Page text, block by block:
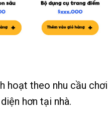
hoạt theo nhu cầu chơi
hơn tại nhà.